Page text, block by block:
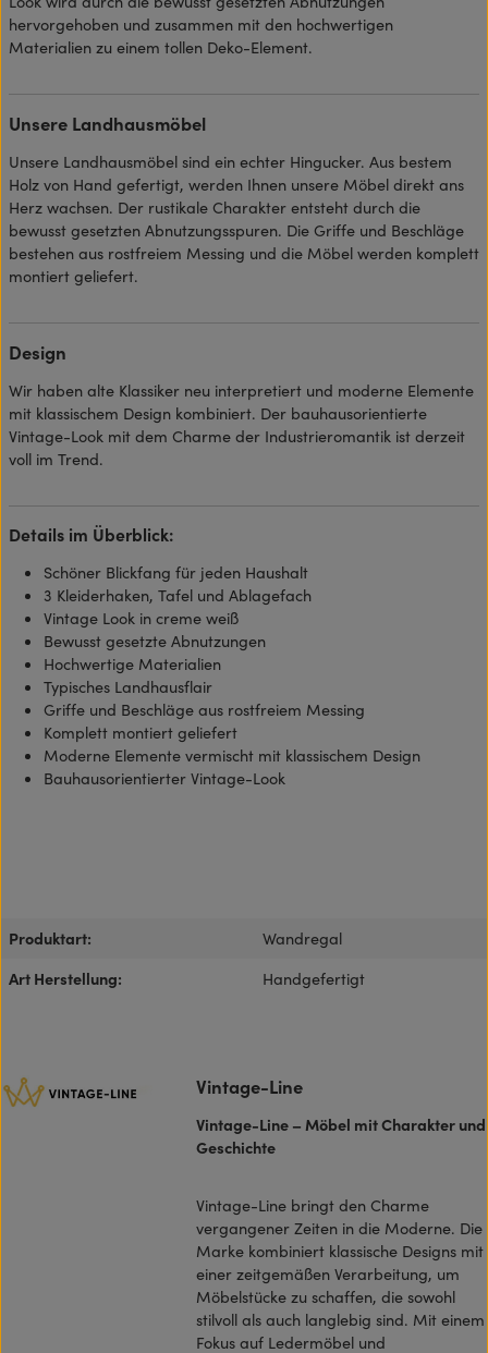
hervorgehoben und zusammen mit den hochwertigen
Materialien zu einem tollen Deko-Element.
Unsere Landhausmöbel
Unsere Landhausmöbel sind ein echter Hingucker. Aus bestem
Holz von Hand gefertigt, werden Ihnen unsere Möbel direkt ans
Herz wachsen. Der rustikale Charakter entsteht durch die
bewusst gesetzten Abnutzungsspuren. Die Griffe und Beschläge
bestehen aus rostfreiem Messing und die Möbel werden komplett
montiert geliefert.
Design
Wir haben alte Klassiker neu interpretiert und moderne Elemente
mit klassischem Design kombiniert. Der bauhausorientierte
Vintage-Look mit dem Charme der Industrieromantik ist derzeit
voll im Trend.
Details im Überblick:
Schöner Blickfang für jeden Haushalt
3 Kleiderhaken, Tafel und Ablagefach
Vintage Look in creme weiß
Bewusst gesetzte Abnutzungen
Hochwertige Materialien
Typisches Landhausflair
Griffe und Beschläge aus rostfreiem Messing
Komplett montiert geliefert
Moderne Elemente vermischt mit klassischem Design
Bauhausorientierter Vintage-Look
Produktart:
Wandregal
Art Herstellung:
Handgefertigt
Vintage-Line
Vintage-Line – Möbel mit Charakter und
Geschichte
Vintage-Line bringt den Charme
vergangener Zeiten in die Moderne. Die
Marke kombiniert klassische Designs mit
einer zeitgemäßen Verarbeitung, um
Möbelstücke zu schaffen, die sowohl
stilvoll als auch langlebig sind. Mit einem
Fokus auf Ledermöbel und